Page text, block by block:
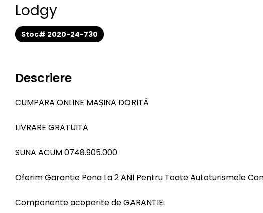
Lodgy
Stoc# 2020-24-730
Descriere
CUMPARA ONLINE MAȘINA DORITĂ
LIVRARE GRATUITA
SUNA ACUM 0748.905.000
Oferim Garantie Pana La 2 ANI Pentru Toate Autoturismele
Componente acoperite de GARANTIE: